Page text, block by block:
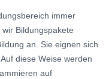
immer
Bildungspakete
an. Sie eignen sich
diese Weise werden
auf